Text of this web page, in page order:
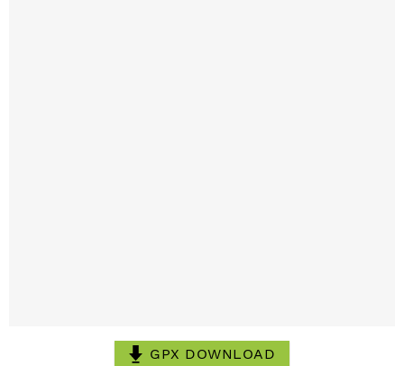
GPX DOWNLOAD